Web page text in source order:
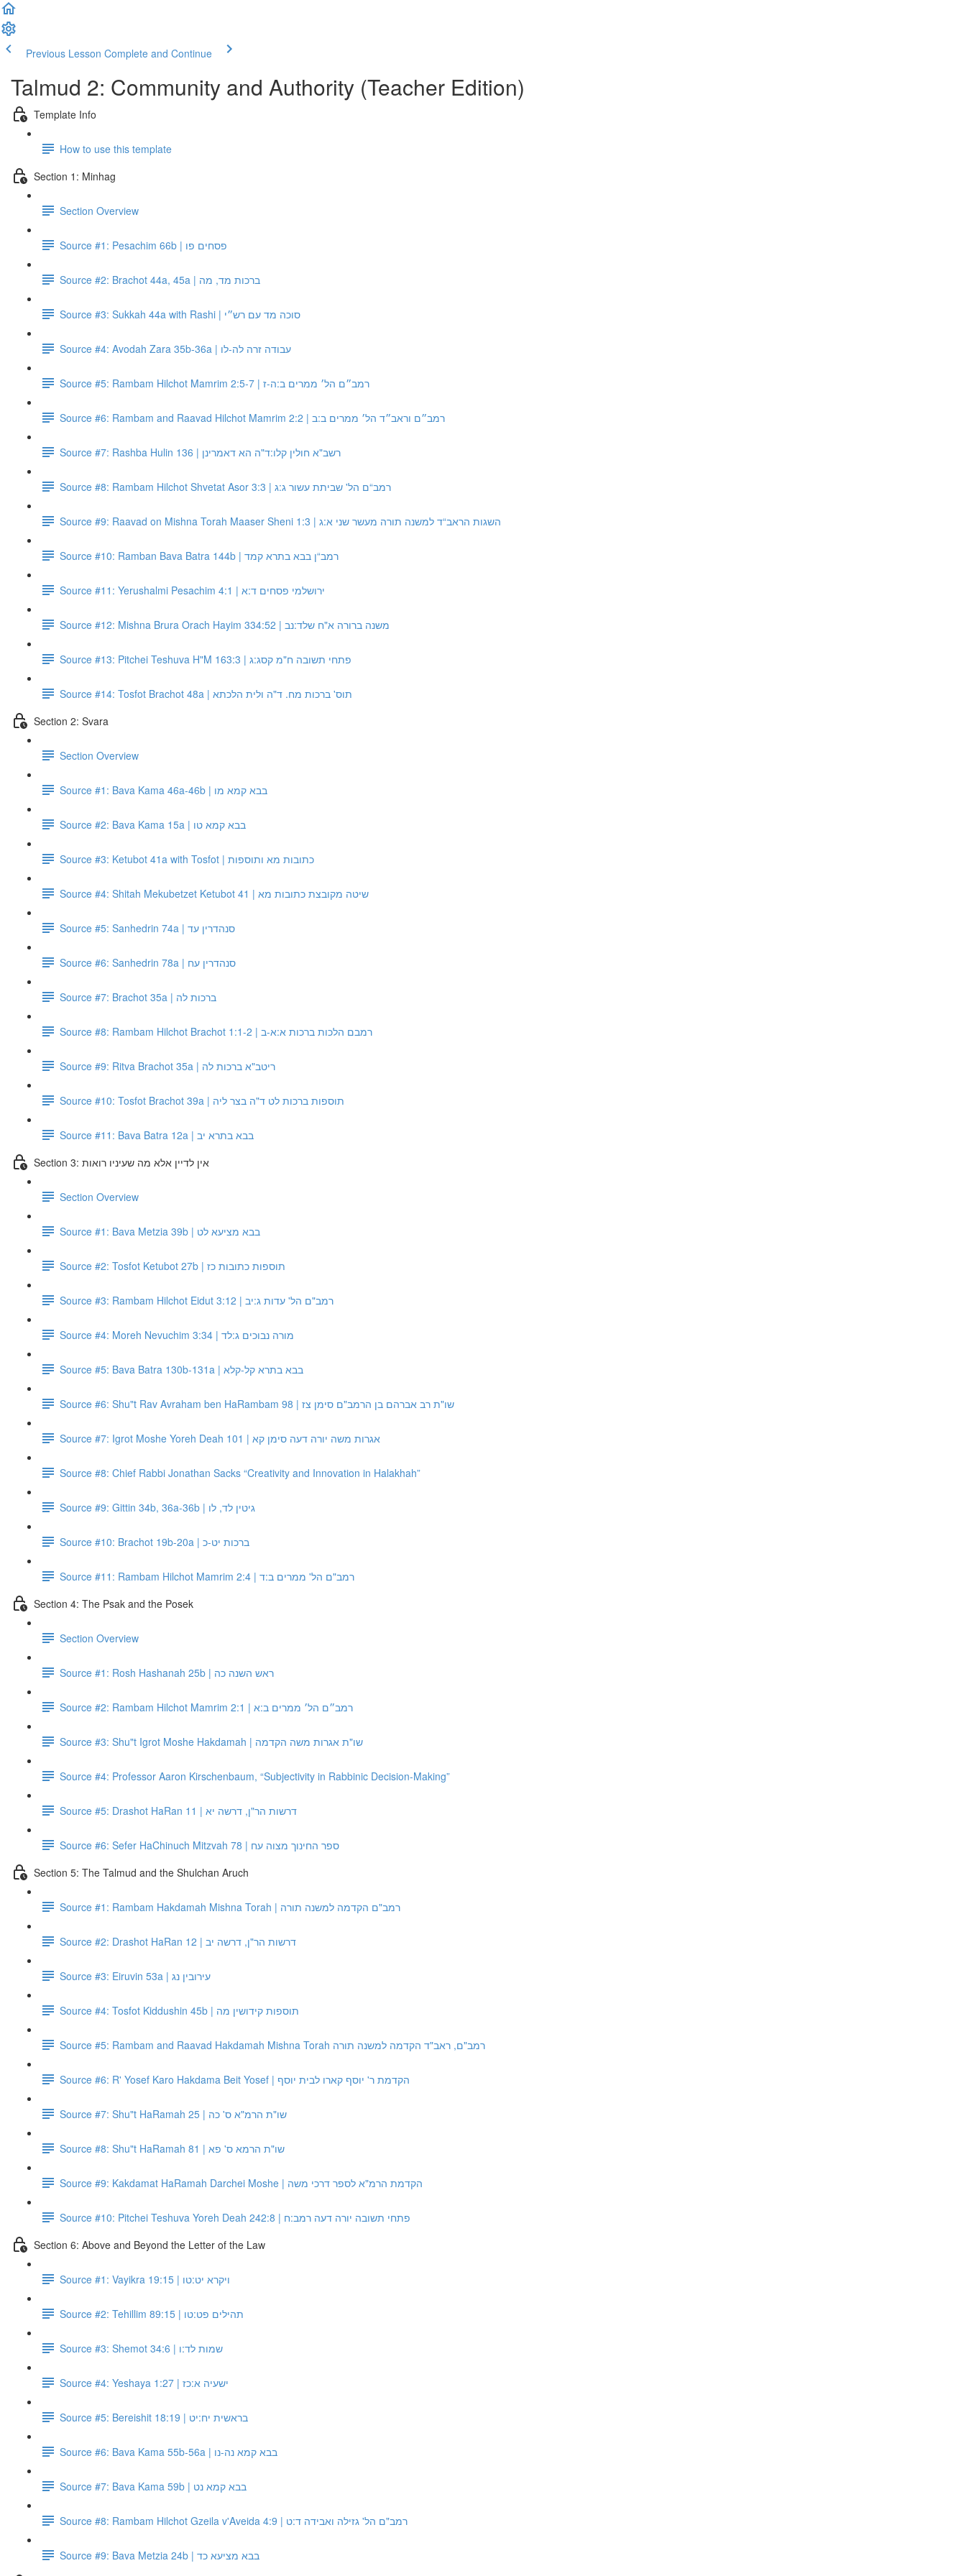
Previous Lesson Complete and Continue
Talmud 2: Community and Authority (Teacher Edition)
Template Info
How to use this template
Section 1: Minhag
Section Overview
Source #1: Pesachim 66b | פסחים פו
Source #2: Brachot 44a, 45a | ברכות מד, מה
Source #3: Sukkah 44a with Rashi | סוכה מד עם רש״י
Source #4: Avodah Zara 35b-36a | עבודה זרה לה-לו
Source #5: Rambam Hilchot Mamrim 2:5-7 | רמב״ם הל׳ ממרים ב:ה-ז
Source #6: Rambam and Raavad Hilchot Mamrim 2:2 | רמב״ם וראב״ד הל׳ ממרים ב:ב
Source #7: Rashba Hulin 136 | רשב"א חולין קלו:ד"ה הא דאמרינן
Source #8: Rambam Hilchot Shvetat Asor 3:3 | רמב“ם הל' שביתת עשור ג:ג
Source #9: Raavad on Mishna Torah Maaser Sheni 1:3 | השגות הראב“ד למשנה תורה מעשר שני א:ג
Source #10: Ramban Bava Batra 144b | רמב“ן בבא בתרא קמד
Source #11: Yerushalmi Pesachim 4:1 | ירושלמי פסחים ד:א
Source #12: Mishna Brura Orach Hayim 334:52 | משנה ברורה א"ח שלד:נב
Source #13: Pitchei Teshuva H"M 163:3 | פתחי תשובה ח"מ קסג:ג
Source #14: Tosfot Brachot 48a | תוס' ברכות מח. ד"ה ולית הלכתא
Section 2: Svara
Section Overview
Source #1: Bava Kama 46a-46b | בבא קמא מו
Source #2: Bava Kama 15a | בבא קמא טו
Source #3: Ketubot 41a with Tosfot | כתובות מא ותוספות
Source #4: Shitah Mekubetzet Ketubot 41 | שיטה מקובצת כתובות מא
Source #5: Sanhedrin 74a | סנהדרין עד
Source #6: Sanhedrin 78a | סנהדרין עח
Source #7: Brachot 35a | ברכות לה
Source #8: Rambam Hilchot Brachot 1:1-2 | רמבם הלכות ברכות א:א-ב
Source #9: Ritva Brachot 35a | ריטב"א ברכות לה
Source #10: Tosfot Brachot 39a | תוספות ברכות לט ד"ה בצר ליה
Source #11: Bava Batra 12a | בבא בתרא יב
Section 3: אין לדיין אלא מה שעיניו רואות
Section Overview
Source #1: Bava Metzia 39b | בבא מציעא לט
Source #2: Tosfot Ketubot 27b | תוספות כתובות כז
Source #3: Rambam Hilchot Eidut 3:12 | רמב"ם הל' עדות ג:יב
Source #4: Moreh Nevuchim 3:34 | מורה נבוכים ג:לד
Source #5: Bava Batra 130b-131a | בבא בתרא קל-קלא
Source #6: Shu"t Rav Avraham ben HaRambam 98 | שו"ת רב אברהם בן הרמב"ם סימן צז
Source #7: Igrot Moshe Yoreh Deah 101 | אגרות משה יורה דעה סימן קא
Source #8: Chief Rabbi Jonathan Sacks “Creativity and Innovation in Halakhah”
Source #9: Gittin 34b, 36a-36b | גיטין לד, לו
Source #10: Brachot 19b-20a | ברכות יט-כ
Source #11: Rambam Hilchot Mamrim 2:4 | רמב"ם הל' ממרים ב:ד
Section 4: The Psak and the Posek
Section Overview
Source #1: Rosh Hashanah 25b | ראש השנה כה
Source #2: Rambam Hilchot Mamrim 2:1 | רמב״ם הל׳ ממרים ב:א
Source #3: Shu"t Igrot Moshe Hakdamah | שו"ת אגרות משה הקדמה
Source #4: Professor Aaron Kirschenbaum, “Subjectivity in Rabbinic Decision-Making”
Source #5: Drashot HaRan 11 | דרשות הר"ן, דרשה יא
Source #6: Sefer HaChinuch Mitzvah 78 | ספר החינוך מצוה עח
Section 5: The Talmud and the Shulchan Aruch
Source #1: Rambam Hakdamah Mishna Torah | רמב"ם הקדמה למשנה תורה
Source #2: Drashot HaRan 12 | דרשות הר"ן, דרשה יב
Source #3: Eiruvin 53a | עירובין נג
Source #4: Tosfot Kiddushin 45b | תוספות קידושין מה
Source #5: Rambam and Raavad Hakdamah Mishna Torah רמב"ם, ראב"ד הקדמה למשנה תורה
Source #6: R' Yosef Karo Hakdama Beit Yosef | הקדמת ר' יוסף קארו לבית יוסף
Source #7: Shu"t HaRamah 25 | שו"ת הרמ"א ס' כה
Source #8: Shu"t HaRamah 81 | שו"ת הרמא ס' פא
Source #9: Kakdamat HaRamah Darchei Moshe | הקדמת הרמ"א לספר דרכי משה
Source #10: Pitchei Teshuva Yoreh Deah 242:8 | פתחי תשובה יורה דעה רמב:ח
Section 6: Above and Beyond the Letter of the Law
Source #1: Vayikra 19:15 | ויקרא יט:טו
Source #2: Tehillim 89:15 | תהילים פט:טו
Source #3: Shemot 34:6 | שמות לד:ו
Source #4: Yeshaya 1:27 | ישעיה א:כז
Source #5: Bereishit 18:19 | בראשית יח:יט
Source #6: Bava Kama 55b-56a | בבא קמא נה-נו
Source #7: Bava Kama 59b | בבא קמא נט
Source #8: Rambam Hilchot Gzeila v'Aveida 4:9 | רמב"ם הל' גזילה ואבידה ד:ט
Source #9: Bava Metzia 24b | בבא מציעא כד